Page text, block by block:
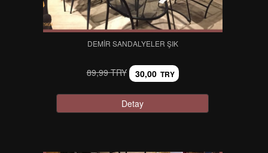
DEMIR SANDALYELER ŞIK
89,99 TRY 30,00 TRY
Detay